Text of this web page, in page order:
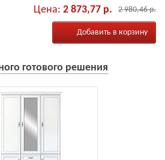
2 980,46 р.
Цена: 2 873,77 р.
Добавить в корзину
готового решения